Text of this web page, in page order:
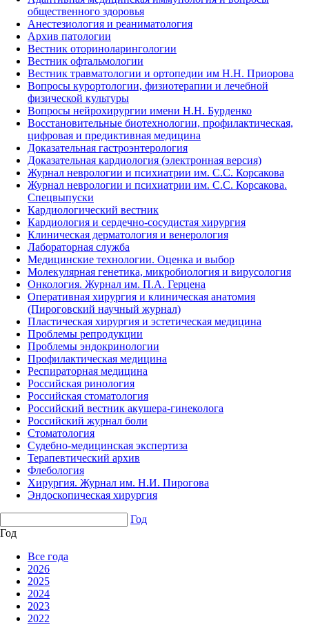
общественного здоровья
Анестезиология и реаниматология
Архив патологии
Вестник оториноларингологии
Вестник офтальмологии
Вестник травматологии и ортопедии им Н.Н. Приорова
Вопросы курортологии, физиотерапии и лечебной
физической культуры
Вопросы нейрохирургии имени Н.Н. Бурденко
Восстановительные биотехнологии, профилактическая,
цифровая и предиктивная медицина
Доказательная гастроэнтерология
Доказательная кардиология (электронная версия)
Журнал неврологии и психиатрии им. С.С. Корсакова
Журнал неврологии и психиатрии им. С.С. Корсакова.
Спецвыпуски
Кардиологический вестник
Кардиология и сердечно-сосудистая хирургия
Клиническая дерматология и венерология
Лабораторная служба
Медицинские технологии. Оценка и выбор
Молекулярная генетика, микробиология и вирусология
Онкология. Журнал им. П.А. Герцена
Оперативная хирургия и клиническая анатомия
(Пироговский научный журнал)
Пластическая хирургия и эстетическая медицина
Проблемы репродукции
Проблемы эндокринологии
Профилактическая медицина
Респираторная медицина
Российская ринология
Российская стоматология
Российский вестник акушера-гинеколога
Российский журнал боли
Стоматология
Судебно-медицинская экспертиза
Терапевтический архив
Флебология
Хирургия. Журнал им. Н.И. Пирогова
Эндоскопическая хирургия
Год
Год
Все года
2026
2025
2024
2023
2022